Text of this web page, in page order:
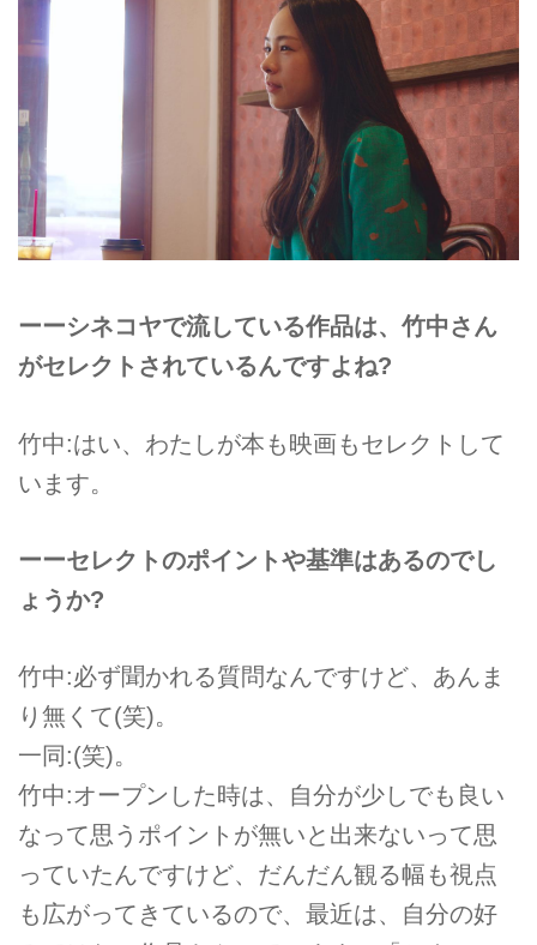
ーーシネコヤで流している作品は、竹中さん
がセレクトされているんですよね?
竹中:はい、わたしが本も映画もセレクトして
います。
ーーセレクトのポイントや基準はあるのでし
ょうか?
竹中:必ず聞かれる質問なんですけど、あんま
り無くて(笑)。
一同:(笑)。
竹中:オープンした時は、自分が少しでも良い
なって思うポイントが無いと出来ないって思
っていたんですけど、だんだん観る幅も視点
も広がってきているので、最近は、自分の好